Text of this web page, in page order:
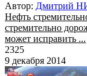
Автор: Дмитрий
Нефть
стремительно
может исправить ...
2325
9 декабря 2014